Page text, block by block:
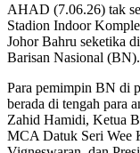
AHAD (7.06.26) tak
Stadion Indoor
Johor Bahru seketika
Barisan Nasional (BN).
Para pemimpin BN di
berada di tengah para
Zahid Hamidi, Ketua
MCA Datuk Seri Wee